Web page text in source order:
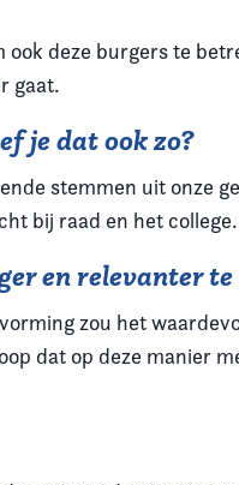
deze burgers te
gaat.
je dat ook zo?
stemmen uit onze
bij raad en het college.
en relevanter
zou het
dat op deze manier